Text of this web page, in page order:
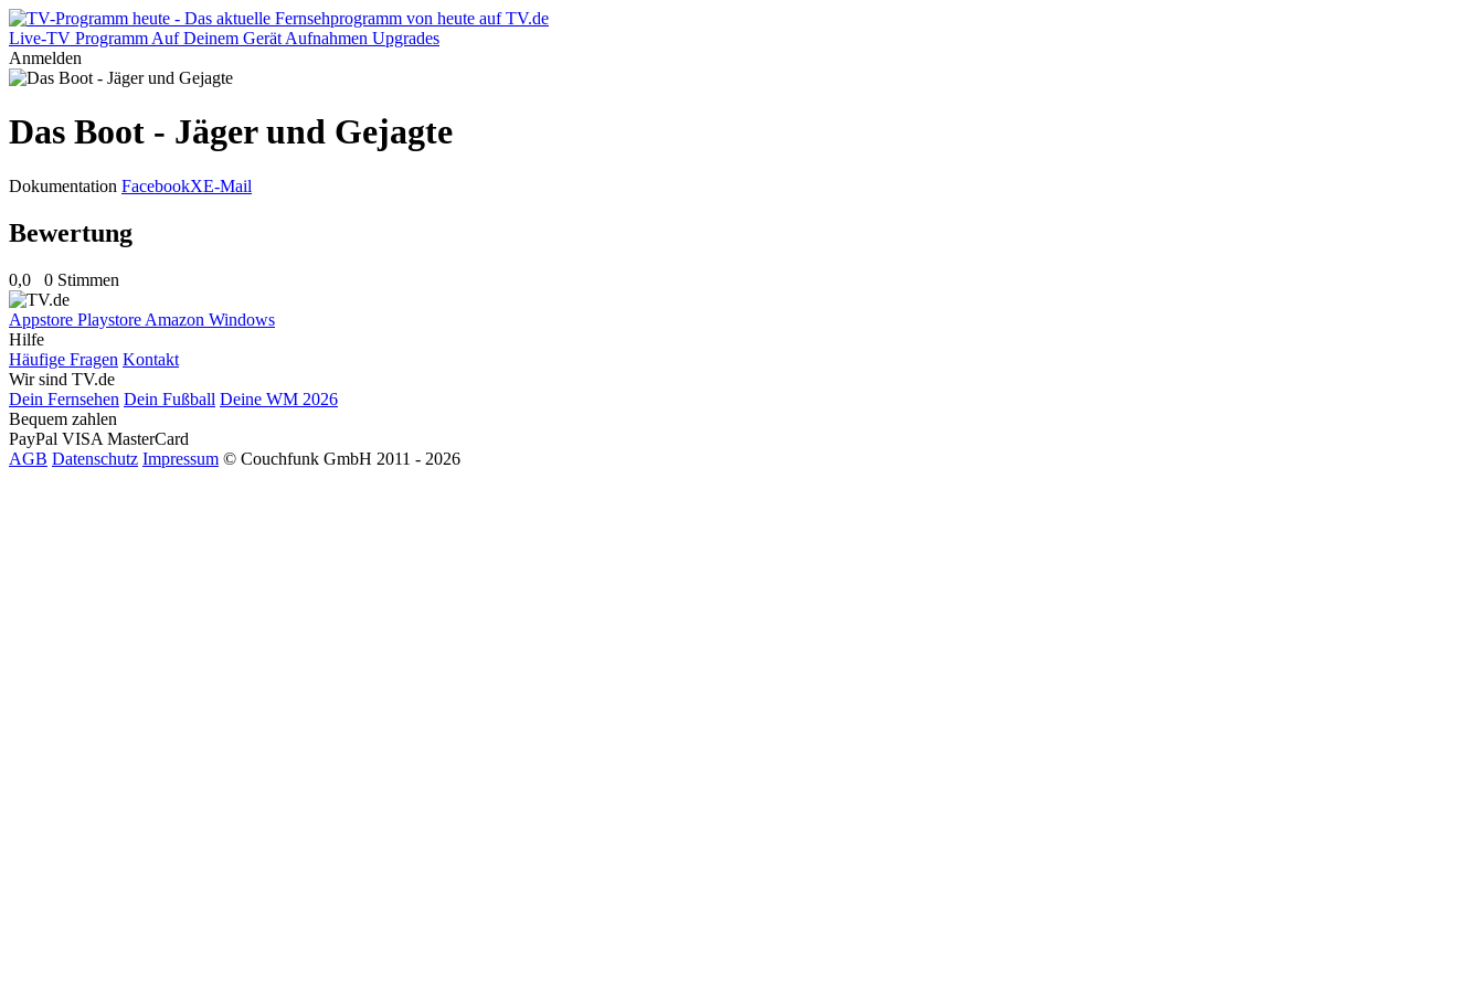
Live-TV Programm Auf Deinem Gerät Aufnahmen Upgrades
Anmelden
Das Boot - Jäger und Gejagte
Dokumentation FacebookXE-Mail
Bewertung
0,0 0 Stimmen
Appstore Playstore Amazon Windows
Hilfe
Häufige Fragen Kontakt
Wir sind TV.de
Dein Fernsehen Dein Fußball Deine WM 2026
Bequem zahlen
PayPal VISA MasterCard
AGB Datenschutz Impressum © Couchfunk GmbH 2011 - 2026